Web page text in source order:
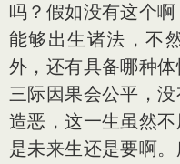
吗？假如没有这个
能够出生诸法，不
外，还有具备哪种
三际因果会公平，
造恶，这一生虽然
是未来生还是要啊